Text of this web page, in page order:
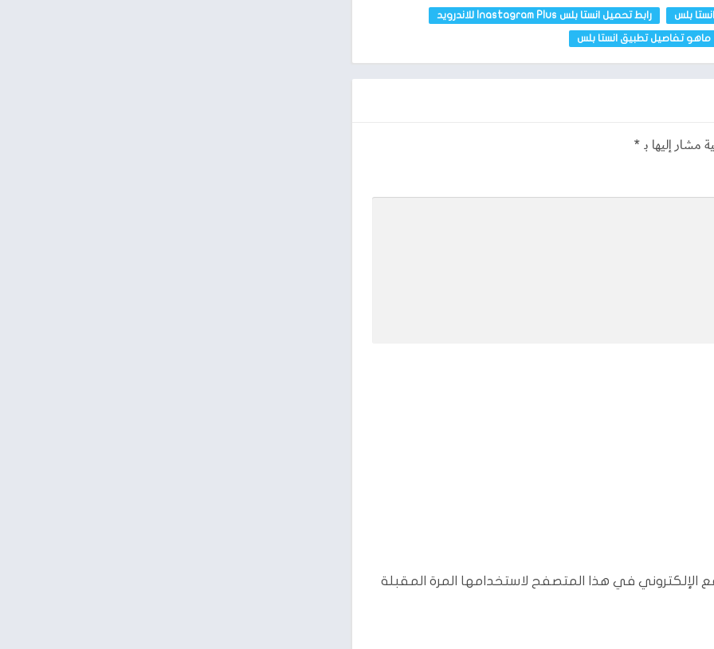
الكمبيوتر أيضاً ومن خلال رابط مباشر خاص بتحميل كل اصدار على
اندرويد أولاً حتى يمكنك تثبيت انستا بلس على محاكي حتى يمكنك
بلس رابط تحميل انستا بلس Inastagram Plus للاندرويد
ماهو تفاصيل تطبيق انستا بلس
مشار إليها بـ*
الإلكتروني في هذا المتصفح لاستخدامها المرة المقبلة